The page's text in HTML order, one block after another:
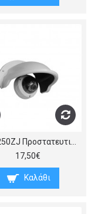
17,50€
Καλάθι